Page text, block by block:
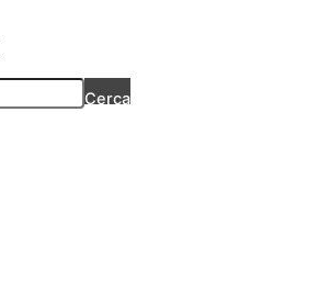
Cerca